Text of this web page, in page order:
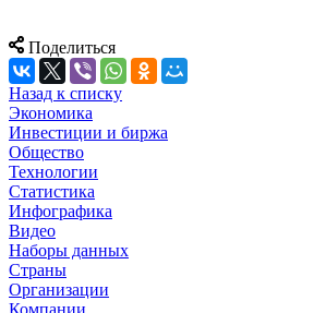
Поделиться
Назад к списку
Экономика
Инвестиции и биржа
Общество
Технологии
Cтатистика
Инфографика
Видео
Наборы данных
Страны
Организации
Компании